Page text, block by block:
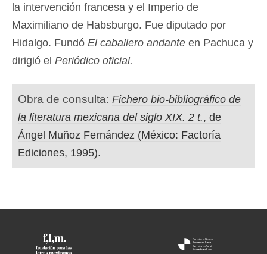
la intervención francesa y el Imperio de
Maximiliano de Habsburgo. Fue diputado por
Hidalgo. Fundó El caballero andante en Pachuca y
dirigió el Periódico oficial.
Obra de consulta: Fichero bio-bibliográfico de
la literatura mexicana del siglo XIX. 2 t., de
Ángel Muñoz Fernández (México: Factoría
Ediciones, 1995).